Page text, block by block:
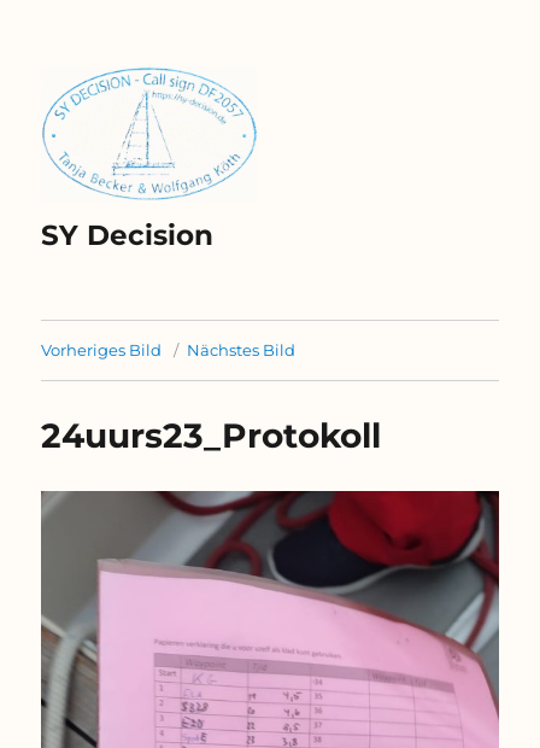
SY Decision
Vorheriges Bild Nächstes Bild
24uurs23_Protokoll